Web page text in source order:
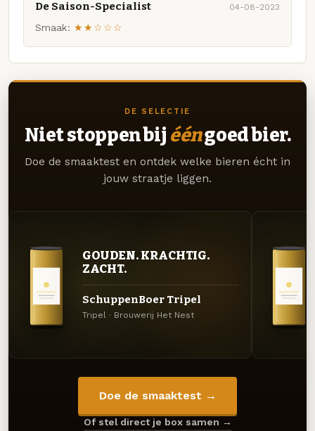
De Saison-Specialist 04-08-2023
Smaak: ★★☆☆☆
DE SELECTIE
Niet stoppen bij ééngoed bier.
Doe de smaaktest en ontdek welke bieren écht in
jouw straatje liggen.
GOUDEN. KRACHTIG.
ZACHT.
SchuppenBoer Tripel
Tripel · Brouwerij Het Nest
Doe de smaaktest →
Of stel direct je box samen →